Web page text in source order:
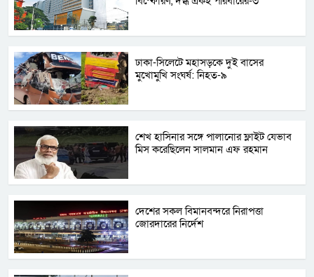
ঢাকা-সিলেটে মহাসড়কে দুই বাসের
মুখোমুখি সংঘর্ষ: নিহত-৯
শেখ হাসিনার সঙ্গে পালানোর ফ্লাইট যেভাব
মিস করেছিলেন সালমান এফ রহমান
দেশের সকল বিমানবন্দরে নিরাপত্তা
জোরদারের নির্দেশ